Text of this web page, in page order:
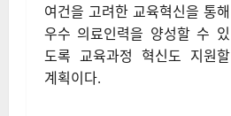
도록 교육과정 혁신도 지원할
계획이다.
학생들의 병원 임상실습 지원을